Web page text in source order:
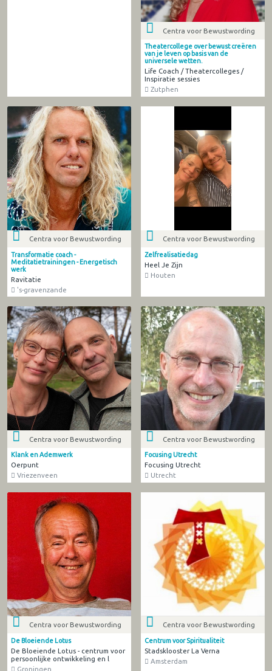
Centra voor Bewustwording
Theatercollege over bewust creëren
van je leven op basis van de
universele wetten.
Life Coach / Theatercolleges /
Inspiratie sessies
Zutphen
Centra voor Bewustwording
Transformatie coach -
Meditatietrainingen - Energetisch
werk
Ravitatie
's-gravenzande
Centra voor Bewustwording
Zelfrealisatiedag
Heel Je Zijn
Houten
Centra voor Bewustwording
Klank en Ademwerk
Oerpunt
Vriezenveen
Centra voor Bewustwording
Focusing Utrecht
Focusing Utrecht
Utrecht
Centra voor Bewustwording
De Bloeiende Lotus
De Bloeiende Lotus - centrum voor
persoonlijke ontwikkeling en l
Groningen
Centra voor Bewustwording
Centrum voor Spiritualiteit
Stadsklooster La Verna
Amsterdam